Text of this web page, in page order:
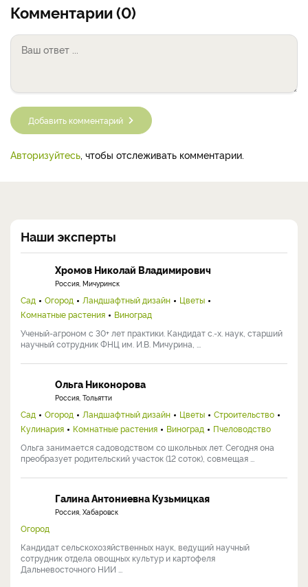
Комментарии (0)
Добавить комментарий
Авторизуйтесь , чтобы отслеживать комментарии.
Наши эксперты
Хромов Николай Владимирович
Россия, Мичуринск
Сад Огород Ландшафтный дизайн
Цветы
Комнатные растения
Виноград
Ученый-агроном с 30+ лет практики. Кандидат с.-х. наук, старший
научный сотрудник ФНЦ им. И.В. Мичурина, ...
Ольга Никонорова
Россия, Тольятти
Сад Огород Ландшафтный дизайн Цветы
Строительство
Кулинария
Комнатные растения Виноград
Пчеловодство
Ольга занимается садоводством со школьных лет. Сегодня она
преобразует родительский участок (12 соток), совмещая ...
Галина Антониевна Кузьмицкая
Россия, Хабаровск
Огород
Кандидат сельскохозяйственных наук, ведущий научный
сотрудник отдела овощных культур и картофеля
Дальневосточного НИИ ...